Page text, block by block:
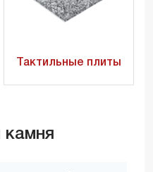
Тактильные плиты
камня